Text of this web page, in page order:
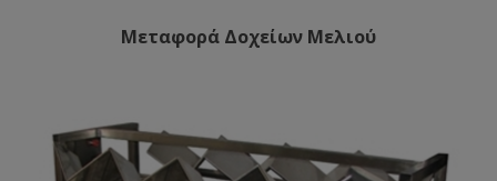
Μεταφορά Δοχείων Μελιού